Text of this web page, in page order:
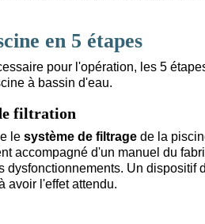
en 5 étapes
pour l'opération, les 5
à bassin d'eau.
filtration
le système de filtrage de la
accompagné d'un manuel du
Un dispositif
avoir l'effet attendu.